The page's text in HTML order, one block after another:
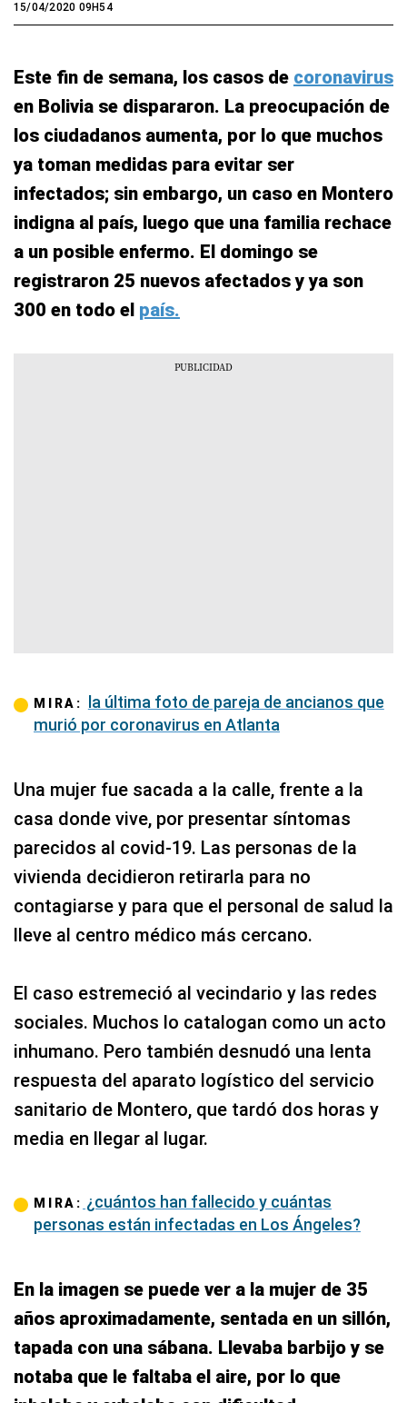
15/04/2020 09H54
Este fin de semana, los casos de coronavirus
en Bolivia se dispararon. La preocupación de
los ciudadanos aumenta, por lo que muchos
ya toman medidas para evitar ser
infectados; sin embargo, un caso en Montero
indigna al país, luego que una familia rechace
a un posible enfermo. El domingo se
registraron 25 nuevos afectados y ya son
300 en todo el país.
MIRA:
la última foto de pareja de ancianos que
murió por coronavirus en Atlanta
Una mujer fue sacada a la calle, frente a la
casa donde vive, por presentar síntomas
parecidos al covid-19. Las personas de la
vivienda decidieron retirarla para no
contagiarse y para que el personal de salud la
lleve al centro médico más cercano.
El caso estremeció al vecindario y las redes
sociales. Muchos lo catalogan como un acto
inhumano. Pero también desnudó una lenta
respuesta del aparato logístico del servicio
sanitario de Montero, que tardó dos horas y
media en llegar al lugar.
MIRA: ¿cuántos han fallecido y cuántas
personas están infectadas en Los Ángeles?
En la imagen se puede ver a la mujer de 35
años aproximadamente, sentada en un sillón,
tapada con una sábana. Llevaba barbijo y se
notaba que le faltaba el aire, por lo que